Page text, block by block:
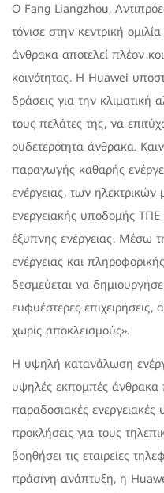
Ο Fang Liangzhou,
τόνισε στην κεντρική
άνθρακα αποτελεί πλέον
κοινότητας. Η Huawei
δράσεις για την κλιματική
τους πελάτες της, να
ουδετερότητα άνθρακα.
παραγωγής καθαρής
ενέργειας, των
ενεργειακής υποδομής
έξυπνης ενέργειας. Μέσω
ενέργειας και
δεσμεύεται να
ευφυέστερες
χωρίς αποκλεισμούς».
Η υψηλή κατανάλωση
υψηλές εκπομπές άνθρακα
παραδοσιακές ενεργειακές
προκλήσεις για τους
βοηθήσει τις εταιρείες
πράσινη ανάπτυξη, η